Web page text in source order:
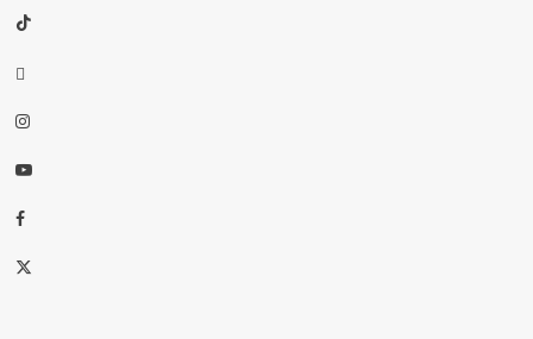
TikTok
threads
Instagram
Youtube
Facebook
X